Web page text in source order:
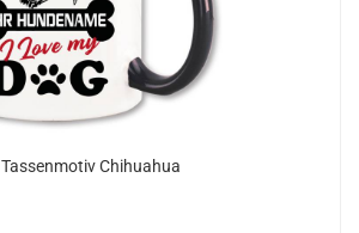
Tassenmotiv Chihuahua